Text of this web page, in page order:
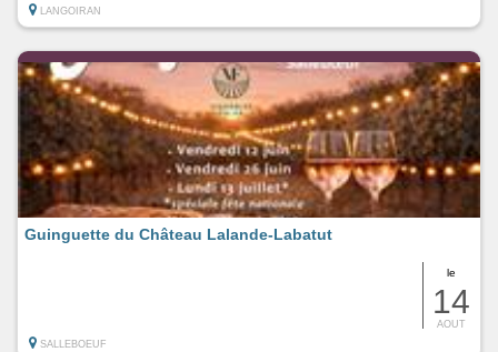
LANGOIRAN
le
14
AOUT
Guinguette du Château Lalande-Labatut
SALLEBOEUF